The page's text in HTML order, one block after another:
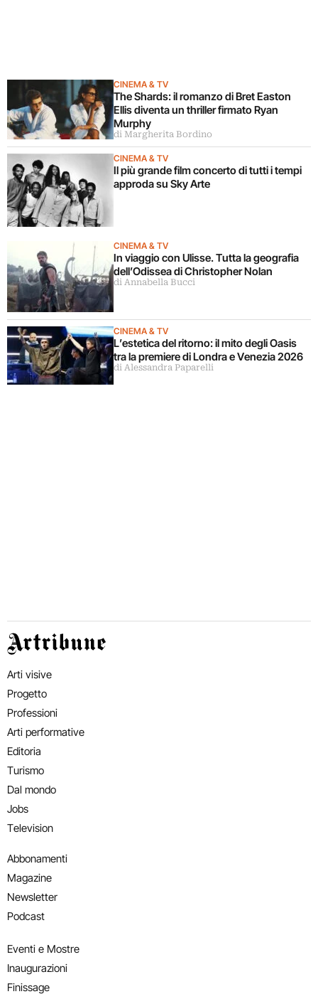
CINEMA & TV
The Shards: il romanzo di Bret Easton
Ellis diventa un thriller firmato Ryan
Murphy
di Margherita Bordino
CINEMA & TV
Il più grande film concerto di tutti i tempi
approda su Sky Arte
CINEMA & TV
In viaggio con Ulisse. Tutta la geografia
dell’Odissea di Christopher Nolan
di Annabella Bucci
CINEMA & TV
L’estetica del ritorno: il mito degli Oasis
tra la premiere di Londra e Venezia 2026
di Alessandra Paparelli
Artribune
Arti visive
Progetto
Professioni
Arti performative
Editoria
Turismo
Dal mondo
Jobs
Television
Abbonamenti
Magazine
Newsletter
Podcast
Eventi e Mostre
Inaugurazioni
Finissage